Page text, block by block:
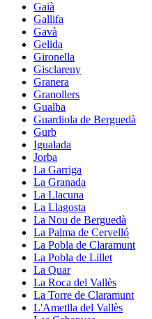
Gaià
Gallifa
Gavà
Gelida
Gironella
Gisclareny
Granera
Granollers
Gualba
Guardiola de Berguedà
Gurb
Igualada
Jorba
La Garriga
La Granada
La Llacuna
La Llagosta
La Nou de Berguedà
La Palma de Cervelló
La Pobla de Claramunt
La Pobla de Lillet
La Quar
La Roca del Vallès
La Torre de Claramunt
L'Ametlla del Vallès